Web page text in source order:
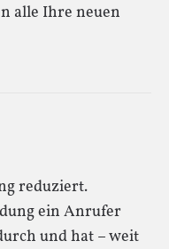
alle Ihre neuen
reduziert.
ein Anrufer
und hat – weit